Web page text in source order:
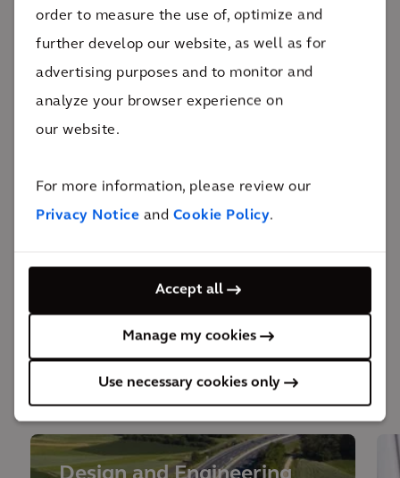
order to measure the use of, optimize and
further develop our website, as well as for
advertising purposes and to monitor and
analyze your browser experience on
our website.
For more information, please review our
Privacy Notice and Cookie Policy.
Accept all
Manage my cookies
Use necessary cookies only
大巴黎快线将地铁线路里程翻倍，旨在为巴黎地区的居
民提供一种能够替代汽车的可持续出行方式。该项目还
旨在促进偏远聚居点内外环城镇的经济和社会发展，特
别是公共交通服务较落后的城镇。
这一庞大项目完成后，将拉近各地区及居民之间的距
离，并有助于减少巴黎与其郊区之间的社会和区域失
的就业机会。社区的联系将更紧密，也有望变得更具吸
引力：许多靠近火车站的城市项目预计将建成。
解决方案所涉专业